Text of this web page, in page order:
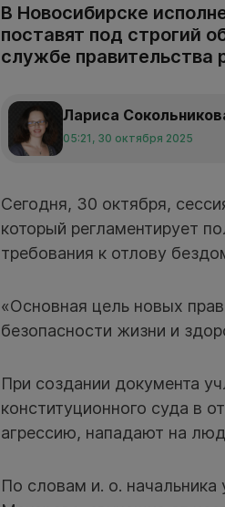
В Новосибирске
поставят под строгий
службе правительства
Лариса
05:21, 30 октября 2025
Сегодня, 30 октября,
который регламентирует
требования к отлову
«Основная цель новых
безопасности жизни и
При создании документа
конституционного суда в
агрессию, нападают на
По словам и. о. начальника